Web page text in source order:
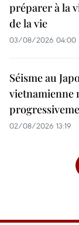
préparer à la
de la vie
03/08/2026 04:00
Séisme au
vietnamienne
02/08/2026 13:19